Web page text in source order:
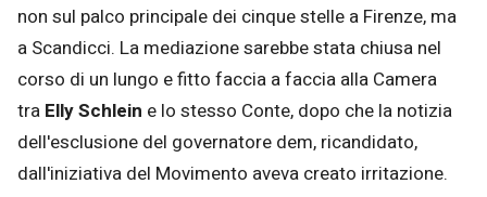
non sul palco principale dei cinque stelle a Firenze, ma
a Scandicci. La mediazione sarebbe stata chiusa nel
corso di un lungo e fitto faccia a faccia alla Camera
tra Elly Schlein e lo stesso Conte, dopo che la notizia
dell'esclusione del governatore dem, ricandidato,
dall'iniziativa del Movimento aveva creato irritazione.